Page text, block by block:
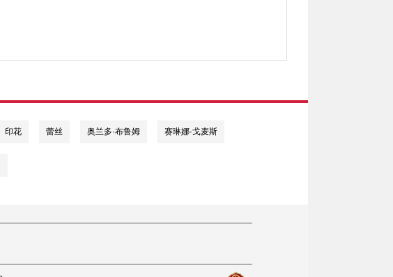
印花 蕾丝 奥兰多·布鲁姆 赛琳娜·戈麦斯